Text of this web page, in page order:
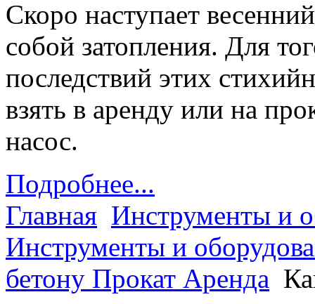
Скоро наступает
собой затопления. Для
последствий этих
взять в аренду или на
насос.
Подробнее...
Главная Инструменты и
Инструменты и
бетону Прокат Аренда